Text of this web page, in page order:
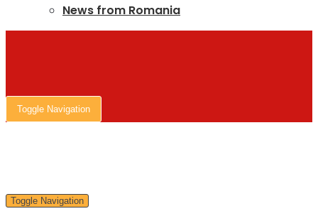
News from Romania
Toggle Navigation
Toggle Navigation